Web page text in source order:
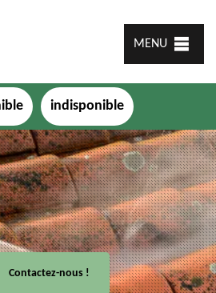
MENU
indisponible
Contactez-nous !